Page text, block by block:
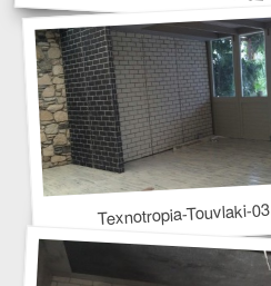
Texnotropia-Touvlaki-03